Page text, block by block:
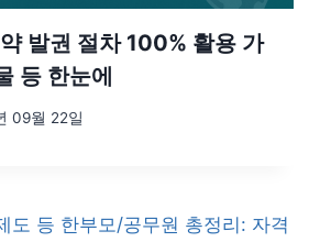
발권 절차 100% 활용 가
등 한눈에
09월 22일